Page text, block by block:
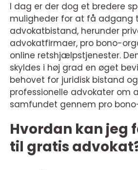
I dag er der dog et bredere
muligheder for at få adgang
advokatbistand, herunder
advokatfirmaer, pro bono-
online retshjælpstjenester.
skyldes i høj grad en øget
behovet for juridisk bistand
professionelle advokater om
samfundet gennem pro
Hvordan kan jeg
til gratis